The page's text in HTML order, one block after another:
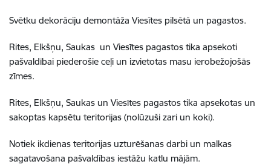
Svētku dekorāciju demontāža Viesītes pilsētā un pagastos.
Rites, Elkšņu, Saukas un Viesītes pagastos tika apsekoti
pašvaldībai piederošie ceļi un izvietotas masu ierobežojošās
zīmes.
Rites, Elkšņu, Saukas un Viesītes pagastos tika apsekotas un
sakoptas kapsētu teritorijas (nolūzuši zari un koki).
Notiek ikdienas teritorijas uzturēšanas darbi un malkas
sagatavošana pašvaldības iestāžu katlu mājām.